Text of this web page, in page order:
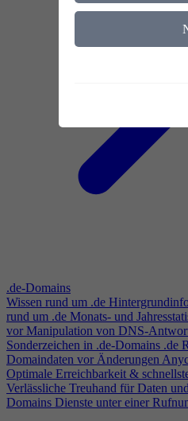
.de-Domains
Wissen rund um .de
rund um .de Monats- und
vor Manipulation von DNS-
Sonderzeichen in .de-Domains .de
Domaindaten vor Änderungen
Optimale Erreichbarkeit &
Verlässliche Treuhand für Daten
Domains Dienste unter einer